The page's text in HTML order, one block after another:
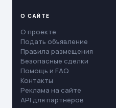
О САЙТЕ
О проекте
Подать объявление
Правила размещения
Безопасные сделки
Помощь и FAQ
Контакты
Реклама на сайте
API для партнёров